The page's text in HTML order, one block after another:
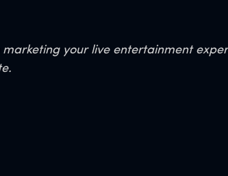
your live entertainment